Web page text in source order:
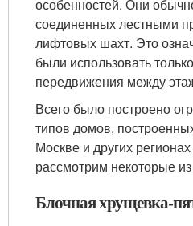
особенностей. Они
соединенных лестными
лифтовых шахт. Это
были использовать
передвижения между
Всего было построено
типов домов,
Москве и других
рассмотрим некоторые
Блочная хрущевка-